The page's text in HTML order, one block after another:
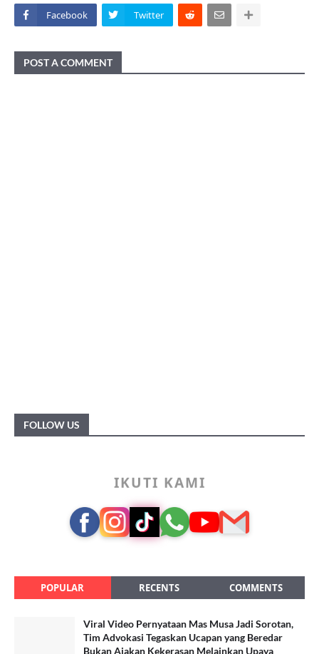
Facebook Twitter
POST A COMMENT
FOLLOW US
IKUTI KAMI
POPULAR RECENTS COMMENTS
Viral Video Pernyataan Mas Musa Jadi Sorotan,
Tim Advokasi Tegaskan Ucapan yang Beredar
Bukan Ajakan Kekerasan Melainkan Upaya